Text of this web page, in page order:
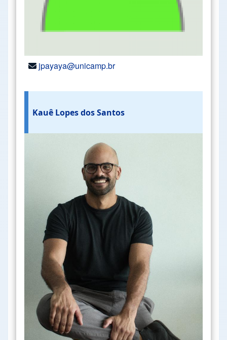
jpayaya@unicamp.br
Kauê Lopes dos Santos